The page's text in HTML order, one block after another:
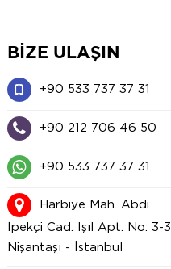
BIZE ULAŞIN
+90 533 737 37 31
+90 212 706 46 50
+90 533 737 37 31
Harbiye Mah. Abdi
İpekçi Cad. Işıl Apt. No: 3-3
Nişantaşı - İstanbul